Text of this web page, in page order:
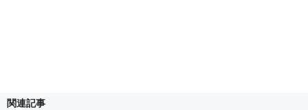
関連記事